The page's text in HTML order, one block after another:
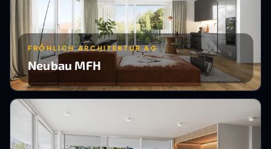
FRÖHLICH ARCHITEKTUR AG
Neubau MFH